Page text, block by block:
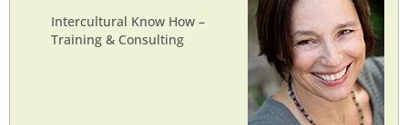
Intercultural Know How –
Training & Consulting